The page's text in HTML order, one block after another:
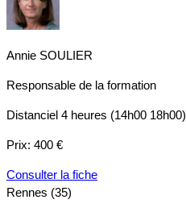
Annie SOULIER
Responsable de la formation
Distanciel 4 heures (14h00 18h00)
Prix: 400 €
Consulter la fiche
Rennes (35)